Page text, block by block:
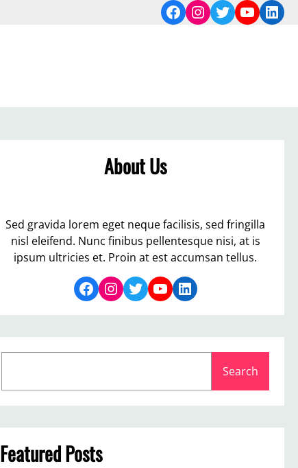
Facebook
Instagram
Twitter
About Us
Sed gravida lorem eget neque facilisis, sed fringilla
nisl eleifend. Nunc finibus pellentesque nisi, at is
ipsum ultricies et. Proin at est accumsan tellus.
Facebook Instagram Twitter YouTube LinkedIn
a
r
c
h
Search
Featured Posts